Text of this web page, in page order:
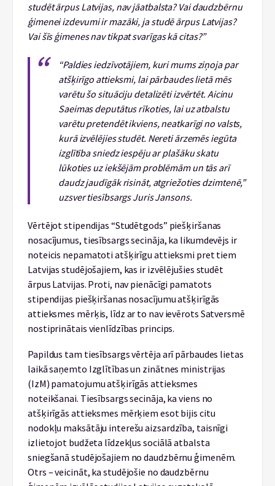
studēt ārpus Latvijas, nav jāatbalsta? Vai daudzbērnu
ģimenei izdevumi ir mazāki, ja studē ārpus Latvijas?
Vai šīs ģimenes nav tikpat svarīgas kā citas?”
“Paldies iedzīvotājiem, kuri mums ziņoja par
atšķirīgo attieksmi, lai pārbaudes lietā mēs
varētu šo situāciju detalizēti izvērtēt. Aicinu
Saeimas deputātus rīkoties, lai uz atbalstu
varētu pretendēt ikviens, neatkarīgi no valsts,
kurā izvēlējies studēt. Nereti ārzemēs iegūta
izglītība sniedz iespēju ar plašāku skatu
lūkoties uz iekšējām problēmām un tās arī
daudz jaudīgāk risināt, atgriežoties dzimtenē,”
uzsver tiesībsargs Juris Jansons.
Vērtējot stipendijas “Studētgods” piešķiršanas
nosacījumus, tiesībsargs secināja, ka likumdevējs ir
noteicis nepamatoti atšķirīgu attieksmi pret tiem
Latvijas studējošajiem, kas ir izvēlējušies studēt
ārpus Latvijas. Proti, nav pienācīgi pamatots
stipendijas piešķiršanas nosacījumu atšķirīgās
attieksmes mērķis, līdz ar to nav ievērots Satversmē
nostiprinātais vienlīdzības princips.
Papildus tam tiesībsargs vērtēja arī pārbaudes lietas
laikā saņemto Izglītības un zinātnes ministrijas
(IzM) pamatojumu atšķirīgās attieksmes
noteikšanai. Tiesībsargs secināja, ka viens no
atšķirīgās attieksmes mērķiem esot bijis citu
nodokļu maksātāju interešu aizsardzība, taisnīgi
izlietojot budžeta līdzekļus sociālā atbalsta
sniegšanā studējošajiem no daudzbērnu ģimenēm.
Otrs – veicināt, ka studējošie no daudzbērnu